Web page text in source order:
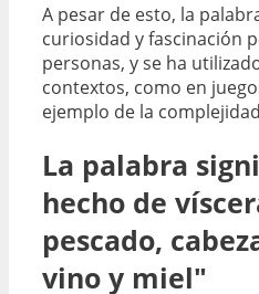
A pesar de esto, la
curiosidad y fascinación
personas, y se ha
contextos, como en
ejemplo de la
La palabra
hecho de
pescado,
vino y miel"